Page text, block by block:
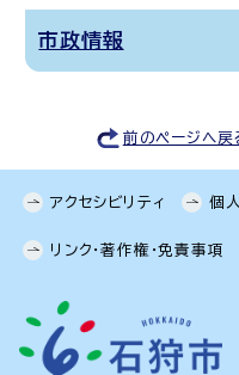
市政情報
前のページへ戻
アクセシビリティ 個
リンク・著作権・免責事項